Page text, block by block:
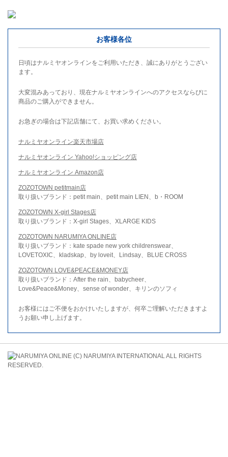
お客様各位
日頃はナルミヤオンラインをご利用いただき、誠にありがとうござい
ます。
大変混みあっており、現在ナルミヤオンラインへのアクセスならびに
商品のご購入ができません。
お急ぎの場合は下記店舗にて、お買い求めください。
ナルミヤオンライン楽天市場店
ナルミヤオンライン Yahoo!ショッピング店
ナルミヤオンライン Amazon店
ZOZOTOWN petitmain店
取り扱いブランド：petit main、petit main LIEN、b・ROOM
ZOZOTOWN X-girl Stages店
取り扱いブランド：X-girl Stages、XLARGE KIDS
ZOZOTOWN NARUMIYA ONLINE店
取り扱いブランド：kate spade new york childrenswear、
LOVETOXIC、kladskap、by loveit、Lindsay、BLUE CROSS
ZOZOTOWN LOVE&PEACE&MONEY店
取り扱いブランド：After the rain、babycheer、
Love&Peace&Money、sense of wonder、キリンのソフィ
お客様にはご不便をおかけいたしますが、何卒ご理解いただきますよ
うお願い申し上げます。